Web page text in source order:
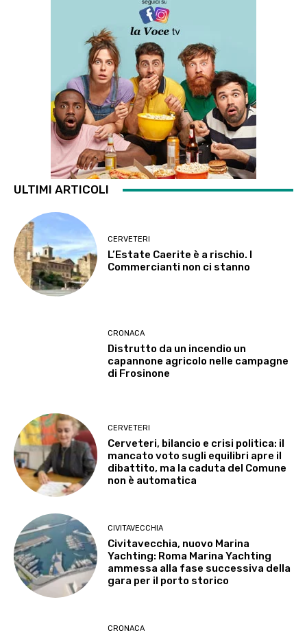
ULTIMI ARTICOLI
CERVETERI
L’Estate Caerite è a rischio. I
Commercianti non ci stanno
CRONACA
Distrutto da un incendio un
capannone agricolo nelle campagne
di Frosinone
CERVETERI
Cerveteri, bilancio e crisi politica: il
mancato voto sugli equilibri apre il
dibattito, ma la caduta del Comune
non è automatica
CIVITAVECCHIA
Civitavecchia, nuovo Marina
Yachting: Roma Marina Yachting
ammessa alla fase successiva della
gara per il porto storico
CRONACA